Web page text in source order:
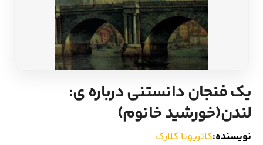
داستان کوتاه
شعر و متون کهن
ادبیات
زندگینامه
یک فنجان دانستنی درباره ی:
لندن(خورشید خانوم)
نویسنده:کاتریونا کلارک